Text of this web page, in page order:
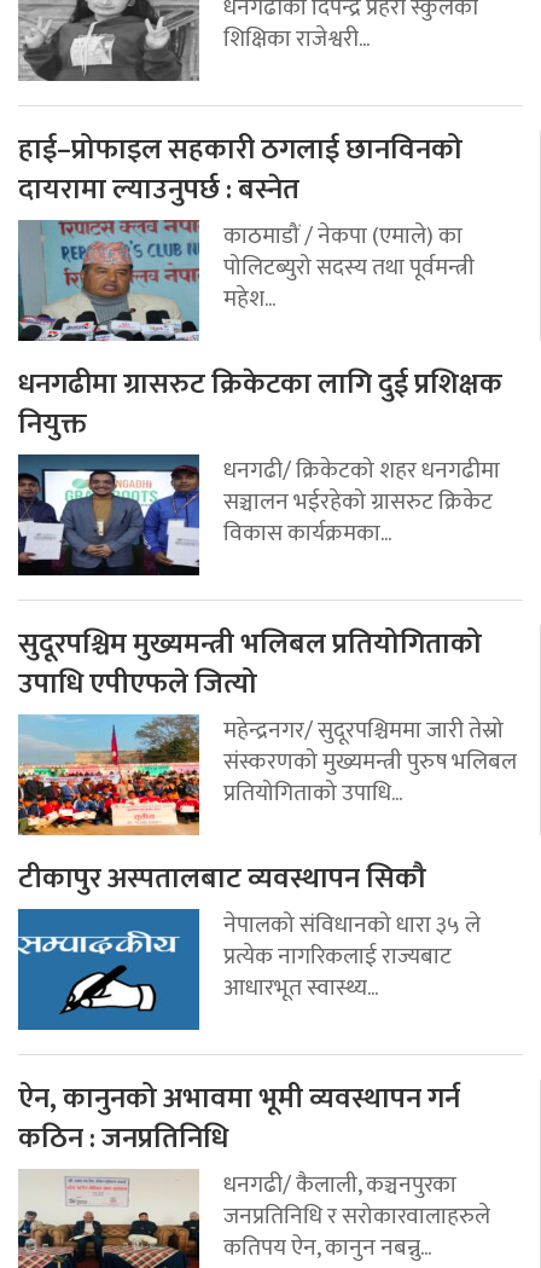
शिक्षिका राजेश्वरी...
हाई–प्रोफाइल सहकारी ठगलाई छानविनको
दायरामा ल्याउनुपर्छ : बस्नेत
काठमाडौं / नेकपा (एमाले) का
पोलिटब्युरो सदस्य तथा पूर्वमन्त्री
महेश...
धनगढीमा ग्रासरुट क्रिकेटका लागि दुई प्रशिक्षक
नियुक्त
धनगढी/ क्रिकेटको शहर धनगढीमा
सञ्चालन भईरहेको ग्रासरुट क्रिकेट
विकास कार्यक्रमका...
सुदूरपश्चिम मुख्यमन्त्री भलिबल प्रतियोगिताको
उपाधि एपीएफले जित्यो
महेन्द्रनगर/ सुदूरपश्चिममा जारी तेस्रो
संस्करणको मुख्यमन्त्री पुरुष भलिबल
प्रतियोगिताको उपाधि...
टीकापुर अस्पतालबाट व्यवस्थापन सिकौ
नेपालको संविधानको धारा ३५ ले
प्रत्येक नागरिकलाई राज्यबाट
आधारभूत स्वास्थ्य...
ऐन, कानुनको अभावमा भूमी व्यवस्थापन गर्न
कठिन : जनप्रतिनिधि
धनगढी/ कैलाली, कञ्चनपुरका
जनप्रतिनिधि र सरोकारवालाहरुले
कतिपय ऐन, कानुन नबन्नु...